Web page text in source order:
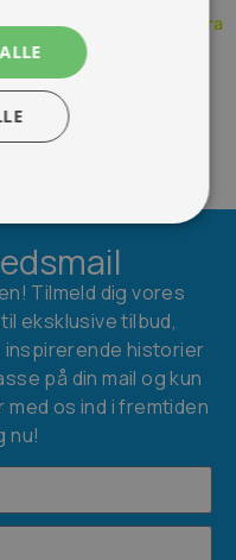
trial, Passer til børn fra
Tilmeld dig vores
eksklusive tilbud,
inspirerende historier
på din mail og kun
med os ind i fremtiden
nu!